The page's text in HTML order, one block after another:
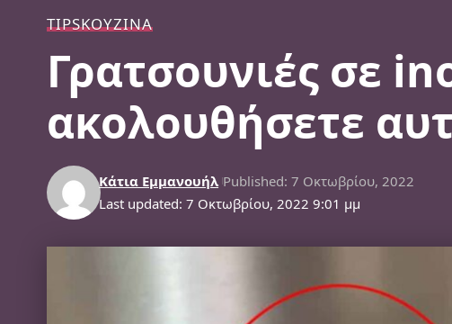
TIPSΚΟΥΖΊΝΑ
Γρατσουνιές σε
ακολουθήσετε
Last updated: 7 Οκτωβρίου, 2022 9:01 μμ
Κάτια Εμμανουήλ Published: 7 Οκτωβρίου, 2022